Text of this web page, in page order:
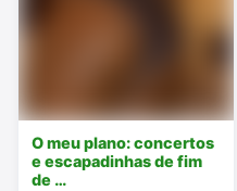
O meu plano: concertos
e escapadinhas de fim
de …